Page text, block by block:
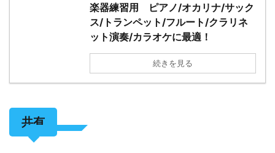
楽器練習用 ピアノ/オカリナ/サック
ス/トランペット/フルート/クラリネ
ット演奏/カラオケに最適！
続きを見る
共有